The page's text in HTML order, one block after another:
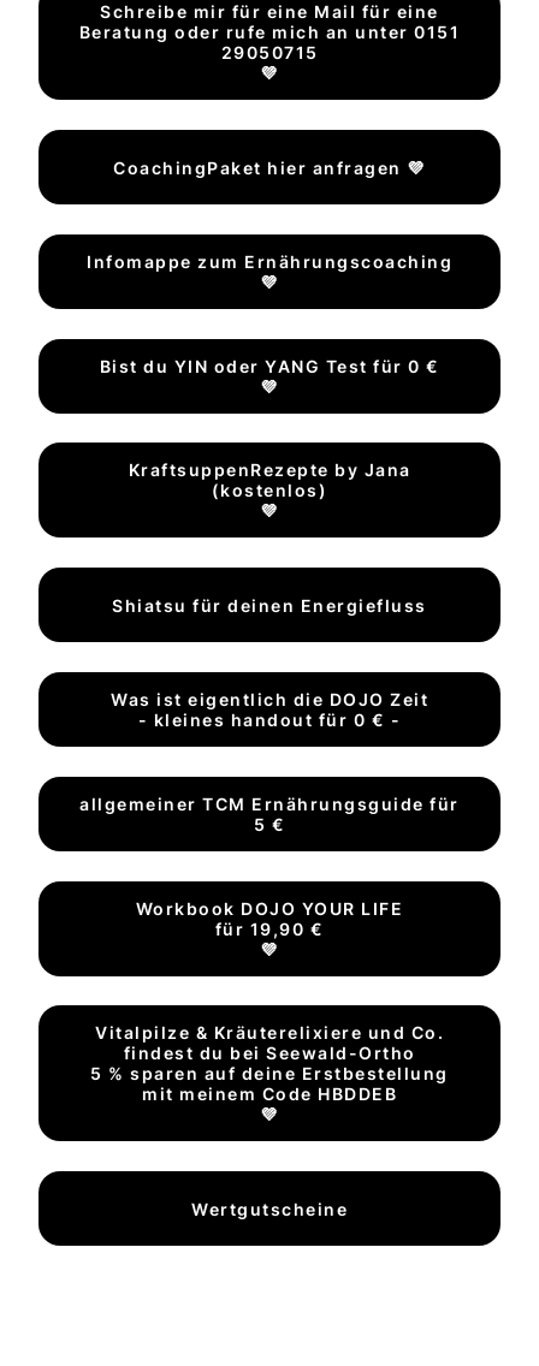
Schreibe mir für eine Mail für eine
Beratung oder rufe mich an unter 0151
29050715
💜
CoachingPaket hier anfragen 💜
Infomappe zum Ernährungscoaching
💜
Bist du YIN oder YANG Test für 0 €
💜
KraftsuppenRezepte by Jana
(kostenlos)
💜
Shiatsu für deinen Energiefluss
Was ist eigentlich die DOJO Zeit
- kleines handout für 0 € -
allgemeiner TCM Ernährungsguide für
5 €
Workbook DOJO YOUR LIFE
für 19,90 €
💜
Vitalpilze & Kräuterelixiere und Co.
findest du bei Seewald-Ortho
5 % sparen auf deine Erstbestellung
mit meinem Code HBDDEB
💜
Wertgutscheine